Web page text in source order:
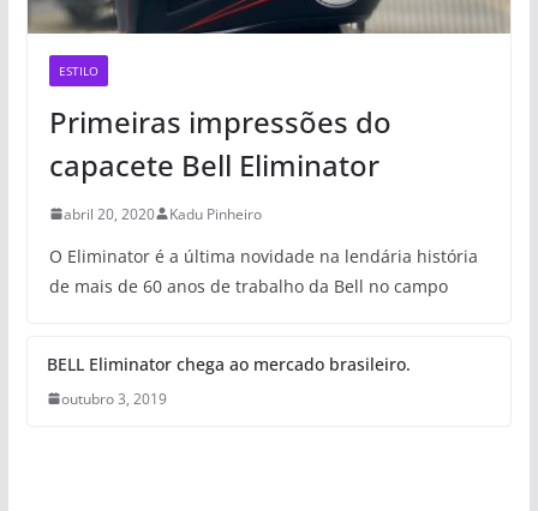
ESTILO
Primeiras impressões do
capacete Bell Eliminator
abril 20, 2020 Kadu Pinheiro
O Eliminator é a última novidade na lendária história
de mais de 60 anos de trabalho da Bell no campo
BELL Eliminator chega ao mercado brasileiro.
outubro 3, 2019